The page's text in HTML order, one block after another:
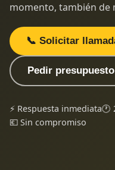
momento, también de
📞 Solicitar
Pedir
⚡ Respuesta inmediata🕐
💶 Sin compromiso